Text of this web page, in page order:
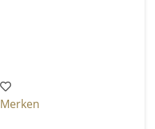
Merken